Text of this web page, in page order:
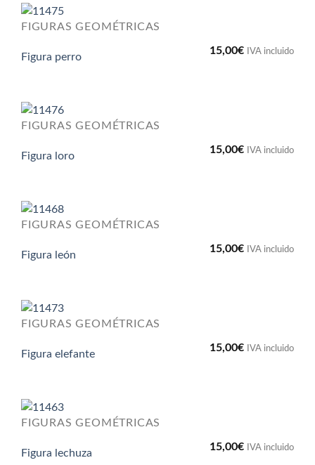
FIGURAS GEOMÉTRICAS
Figura perro
15,00€ IVA incluido
FIGURAS GEOMÉTRICAS
Figura loro
15,00€ IVA incluido
FIGURAS GEOMÉTRICAS
Figura león
15,00€ IVA incluido
FIGURAS GEOMÉTRICAS
Figura elefante
15,00€ IVA incluido
FIGURAS GEOMÉTRICAS
Figura lechuza
15,00€ IVA incluido